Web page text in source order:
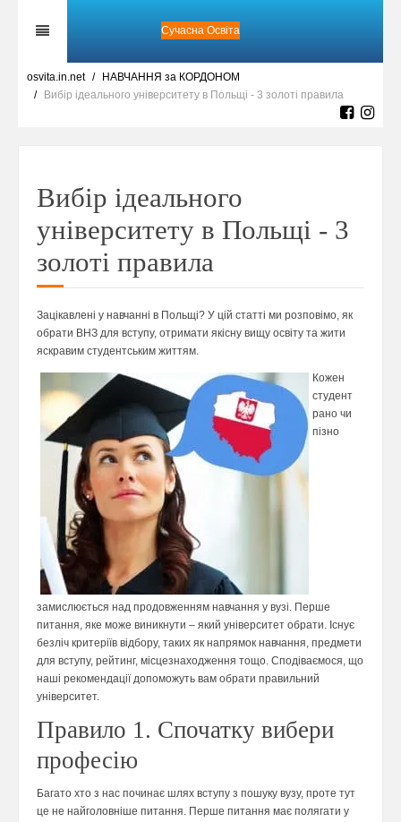
Сучасна Освіта
osvita.in.net
НАВЧАННЯ за КОРДОНОМ
Вибір ідеального університету в Польщі - 3 золоті правила
Вибір ідеального
університету в Польщі - 3
золоті правила
Зацікавлені у навчанні в Польщі? У цій статті ми розповімо, як
обрати ВНЗ для вступу, отримати якісну вищу освіту та жити
яскравим студентським життям.
Кожен
студент
рано чи
пізно
замислюється над продовженням навчання у вузі. Перше
питання, яке може виникнути – який університет обрати. Існує
безліч критеріїв відбору, таких як напрямок навчання, предмети
для вступу, рейтинг, місцезнаходження тощо. Сподіваємося, що
наші рекомендації допоможуть вам обрати правильний
університет.
Правило 1. Спочатку вибери
професію
Багато хто з нас починає шлях вступу з пошуку вузу, проте тут
це не найголовніше питання. Перше питання має полягати у